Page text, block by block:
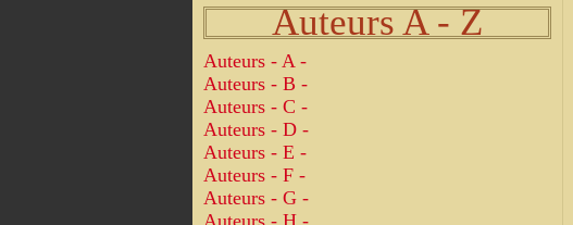
Auteurs A - Z
Auteurs - A -
Auteurs - B -
Auteurs - C -
Auteurs - D -
Auteurs - E -
Auteurs - F -
Auteurs - G -
Auteurs - H -